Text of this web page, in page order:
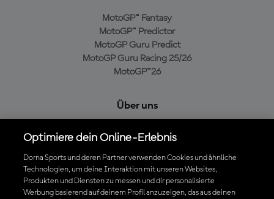
MotoGP™ Fantasy
MotoGP™ Predictor
MotoGP Guru Predict
MotoGP Guru Racing 25/26
MotoGP™26
Über uns
Cookie-Richtlinien
Geschäftsbedingungen
Datenschutzrichtlinien
Kaufrichtlinie
Optimiere dein Online-Erlebnis
Dorna Sports und deren Partner verwenden Cookies und ähnliche
Technologien, um deine Interaktion mit unseren Websites,
Produkten und Diensten zu messen und dir personalisierte
Werbung basierend auf deinem Profil anzuzeigen, das aus deinen